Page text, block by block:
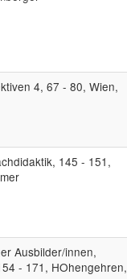
4, 67 - 80, Wien,
145 - 151,
Ausbilder/innen,
- 171, HOhengehren,